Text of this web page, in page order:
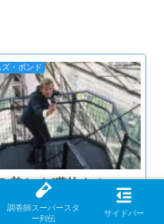
ズ・ボンド
美しき獲物たち』
ロジャー・ムーア
・ヴィトン
調香師スーパースタ
ー列伝
サイドバー